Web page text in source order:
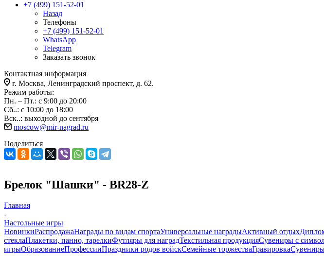
+7 (499) 151-52-01
Назад
Телефоны
+7 (499) 151-52-01
WhatsApp
Telegram
Заказать звонок
Контактная информация
г. Москва, Ленинградский проспект, д. 62.
Режим работы:
Пн. – Пт.: с 9:00 до 20:00
Сб..: с 10:00 до 18:00
Вск..: выходной до сентября
moscow@mir-nagrad.ru
Поделиться
Брелок "Шашки" - BR28-Z
Главная
-
Настольные игры
НовинкиРаспродажаНаграды по видам спортаУниверсальные наградыАктивный отдых
стеклаПлакетки, панно, тарелкиФутляры для наградТекстильная продукцияСувениры с
игрыОбразованиеПрофессииПраздники родов войскСемейные торжестваГравировка